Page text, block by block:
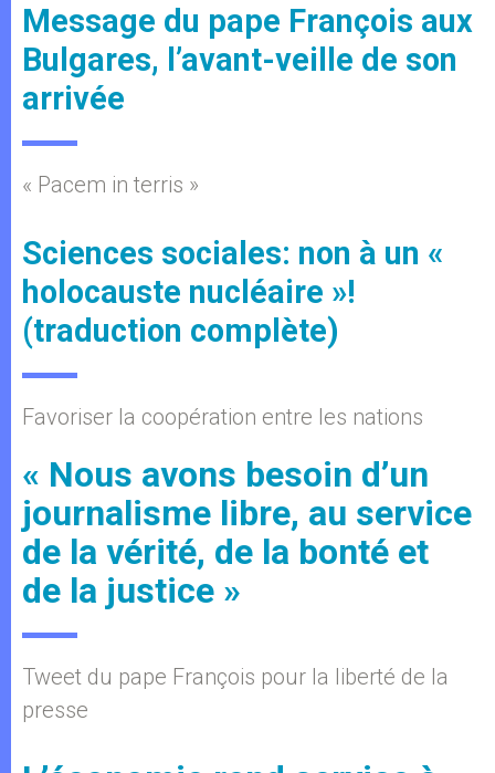
Message du pape François aux
Bulgares, l’avant-veille de son
arrivée
« Pacem in terris »
Sciences sociales: non à un «
holocauste nucléaire »!
(traduction complète)
Favoriser la coopération entre les nations
« Nous avons besoin d’un
journalisme libre, au service
de la vérité, de la bonté et
de la justice »
Tweet du pape François pour la liberté de la
presse